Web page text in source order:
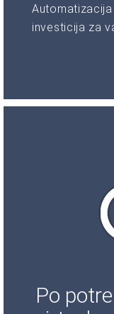
investicija za
Po